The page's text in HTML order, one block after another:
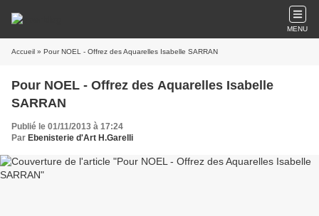
MENU
Accueil » Pour NOEL - Offrez des Aquarelles Isabelle SARRAN
Pour NOEL - Offrez des Aquarelles Isabelle
SARRAN
Publié le 01/11/2013 à 17:24
Par Ebenisterie d'Art H.Garelli